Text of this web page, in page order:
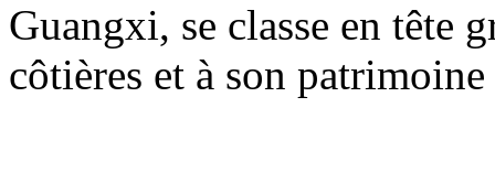
Guangxi, se classe en tête
côtières et à son